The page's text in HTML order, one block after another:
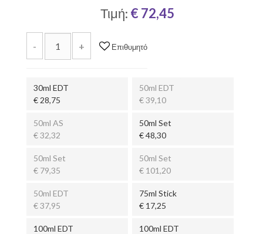
Τιμή: € 72,45
- + Επιθυμητό
30ml EDT
€ 28,75
50ml EDT
€ 39,10
50ml AS
€ 32,32
50ml Set
€ 48,30
50ml Set
€ 79,35
50ml Set
€ 101,20
50ml EDT
€ 37,95
75ml Stick
€ 17,25
100ml EDT
100ml EDT